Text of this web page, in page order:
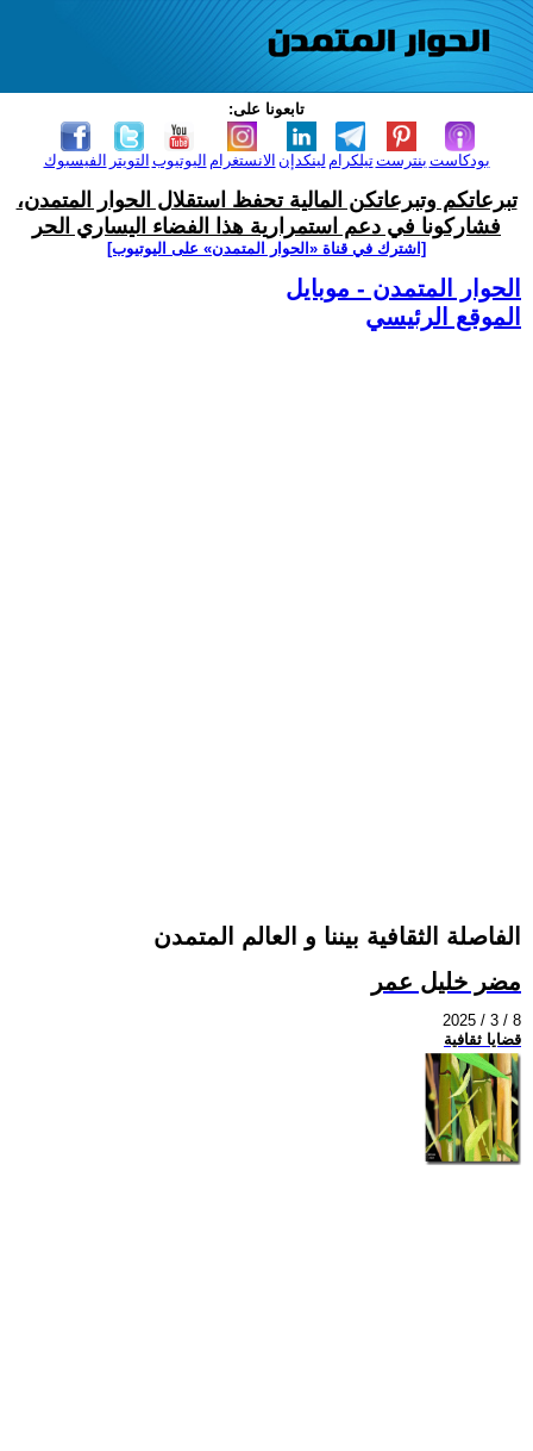
تابعونا على:
الفيسبوك التويتر اليوتيوب الانستغرام لينكدإن تيلكرامبنترست بودكاست
تبرعاتكم وتبرعاتكن المالية تحفظ استقلال الحوار المتمدن،
فشاركونا في دعم استمرارية هذا الفضاء اليساري الحر
[اشترك في قناة ‫«الحوار المتمدن» على اليوتيوب]
الحوار المتمدن - موبايل
الموقع الرئيسي
الفاصلة الثقافية بيننا و العالم المتمدن
مضر خليل عمر
2025 / 3 / 8
قضايا ثقافية